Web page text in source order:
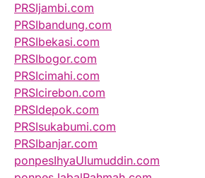
PRSIjambi.com
PRSIbandung.com
PRSIbekasi.com
PRSIbogor.com
PRSIcimahi.com
PRSIcirebon.com
PRSIdepok.com
PRSIsukabumi.com
PRSIbanjar.com
ponpesIhyaUlumuddin.com